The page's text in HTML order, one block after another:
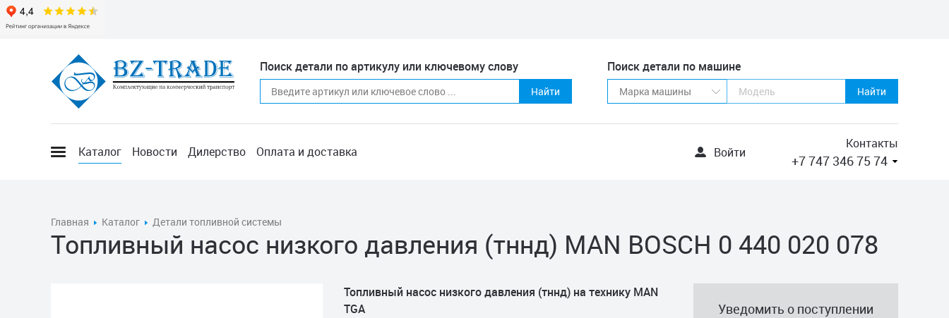
Поиск детали по артикулу или ключевому слову
Найти
Поиск детали по машине
Найти
Каталог Новости Дилерство Оплата и доставка Войти
Контакты
+7 747 346 75 74
Главная Каталог Детали топливной системы
Топливный насос низкого давления (тннд) MAN BOSCH 0 440 020 078
Топливный насос низкого давления (тннд) на технику MAN
TGA
Уведомить о поступлении